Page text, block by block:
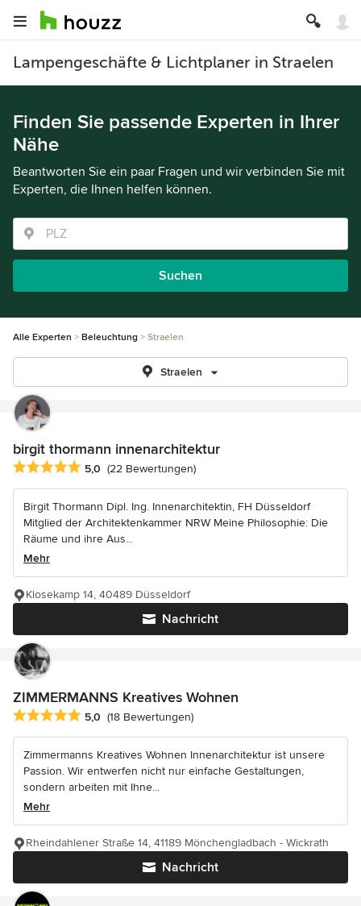
Lampengeschäfte & Lichtplaner in Straelen
Finden Sie passende Experten in Ihrer
Nähe
Beantworten Sie ein paar Fragen und wir verbinden Sie mit
Experten, die Ihnen helfen können.
Suchen
Alle Experten Beleuchtung Straelen
Straelen
birgit thormann innenarchitektur
Durchschnittliche Bewertung: 5 von 5 Sternen
5,0 (22 Bewertungen)
Birgit Thormann Dipl. Ing. Innenarchitektin, FH Düsseldorf
Mitglied der Architektenkammer NRW Meine Philosophie: Die
Räume und ihre Aus...
Mehr
Nachricht
Klosekamp 14, 40489 Düsseldorf
ZIMMERMANNS Kreatives Wohnen
Durchschnittliche Bewertung: 5 von 5 Sternen
5,0 (18 Bewertungen)
Zimmermanns Kreatives Wohnen Innenarchitektur ist unsere
Passion. Wir entwerfen nicht nur einfache Gestaltungen,
sondern arbeiten mit Ihne...
Mehr
Nachricht
Rheindahlener Straße 14, 41189 Mönchengladbach - Wickrath